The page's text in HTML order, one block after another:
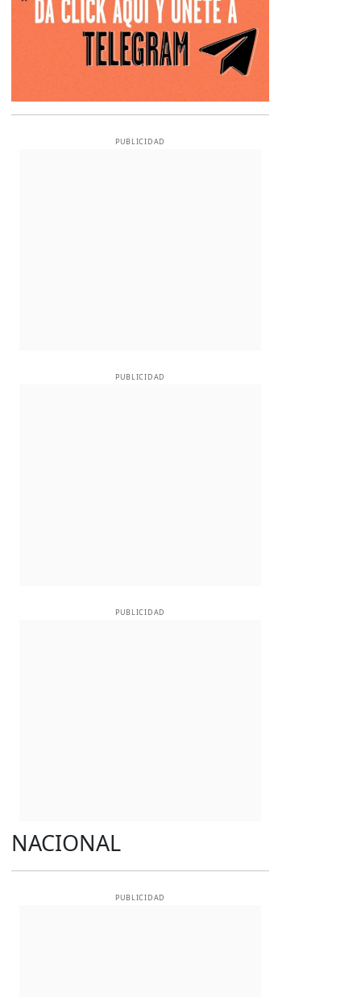
PUBLICIDAD
PUBLICIDAD
PUBLICIDAD
NACIONAL
PUBLICIDAD